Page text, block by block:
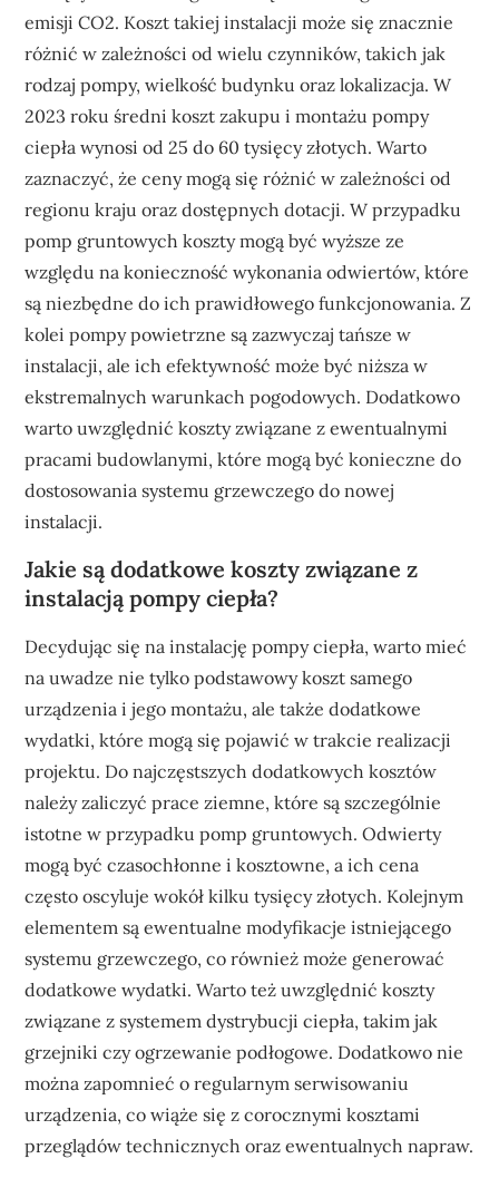
emisji CO2. Koszt takiej instalacji może się znacznie
różnić w zależności od wielu czynników, takich jak
rodzaj pompy, wielkość budynku oraz lokalizacja. W
2023 roku średni koszt zakupu i montażu pompy
ciepła wynosi od 25 do 60 tysięcy złotych. Warto
zaznaczyć, że ceny mogą się różnić w zależności od
regionu kraju oraz dostępnych dotacji. W przypadku
pomp gruntowych koszty mogą być wyższe ze
względu na konieczność wykonania odwiertów, które
są niezbędne do ich prawidłowego funkcjonowania. Z
kolei pompy powietrzne są zazwyczaj tańsze w
instalacji, ale ich efektywność może być niższa w
ekstremalnych warunkach pogodowych. Dodatkowo
warto uwzględnić koszty związane z ewentualnymi
pracami budowlanymi, które mogą być konieczne do
dostosowania systemu grzewczego do nowej
instalacji.
Jakie są dodatkowe koszty związane z
instalacją pompy ciepła?
Decydując się na instalację pompy ciepła, warto mieć
na uwadze nie tylko podstawowy koszt samego
urządzenia i jego montażu, ale także dodatkowe
wydatki, które mogą się pojawić w trakcie realizacji
projektu. Do najczęstszych dodatkowych kosztów
należy zaliczyć prace ziemne, które są szczególnie
istotne w przypadku pomp gruntowych. Odwierty
mogą być czasochłonne i kosztowne, a ich cena
często oscyluje wokół kilku tysięcy złotych. Kolejnym
elementem są ewentualne modyfikacje istniejącego
systemu grzewczego, co również może generować
dodatkowe wydatki. Warto też uwzględnić koszty
związane z systemem dystrybucji ciepła, takim jak
grzejniki czy ogrzewanie podłogowe. Dodatkowo nie
można zapomnieć o regularnym serwisowaniu
urządzenia, co wiąże się z corocznymi kosztami
przeglądów technicznych oraz ewentualnych napraw.